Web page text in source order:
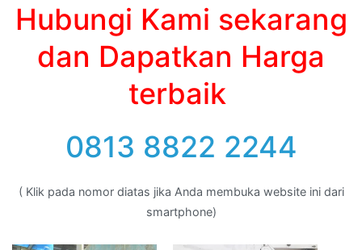
Hubungi Kami sekarang
dan Dapatkan Harga
terbaik
0813 8822 2244
( Klik pada nomor diatas jika Anda membuka website ini dari
smartphone)